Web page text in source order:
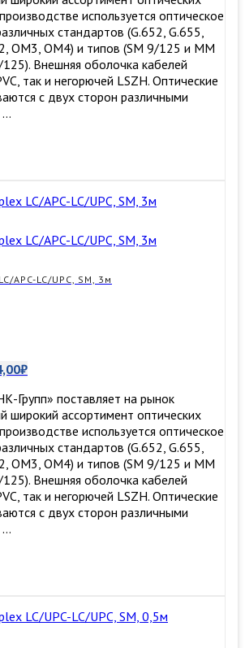
используется оптическое
стандартов (G.652, G.655,
OM3, ОМ4) и типов (SM 9/125 и MM
Внешняя оболочка кабелей
так и негорючей LSZH. Оптические
с двух сторон различными
…
APC-LC/UPC, SM, 3м
₽
Групп» поставляет на рынок
широкий ассортимент оптических
используется оптическое
стандартов (G.652, G.655,
OM3, ОМ4) и типов (SM 9/125 и MM
Внешняя оболочка кабелей
так и негорючей LSZH. Оптические
с двух сторон различными
…